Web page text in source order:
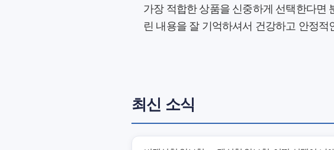
가장 적합한 상품을 신중하게 선택한다면
린 내용을 잘 기억하셔서 건강하고 안정
최신 소식